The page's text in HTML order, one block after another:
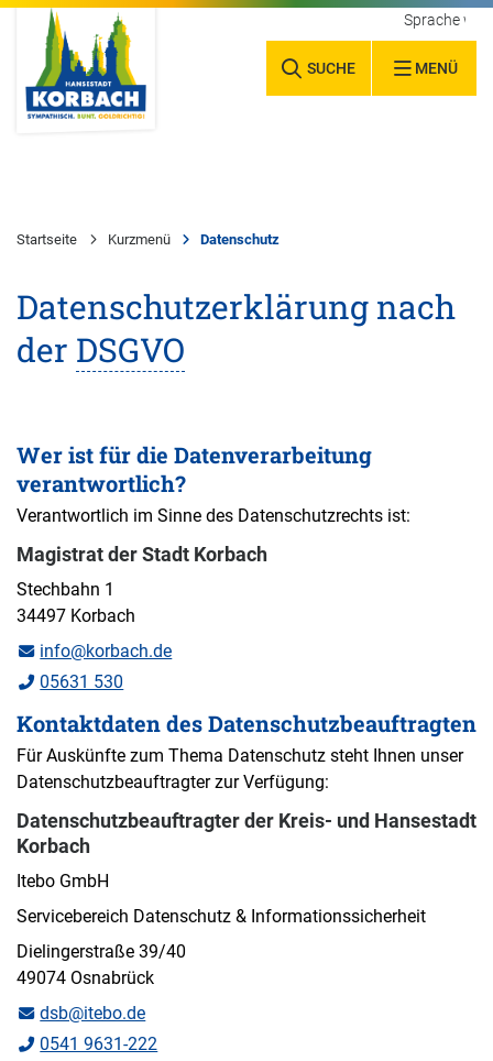
SUCHE MENÜ
Sprache
Startseite Kurzmenü Datenschutz
Datenschutzerklärung nach
der DSGVO
Wer ist für die Datenverarbeitung
verantwortlich?
Verantwortlich im Sinne des Datenschutzrechts ist:
Magistrat der Stadt Korbach
Stechbahn 1
34497 Korbach
info@korbach.de
05631 530
Kontaktdaten des Datenschutzbeauftragten
Für Auskünfte zum Thema Datenschutz steht Ihnen unser
Datenschutzbeauftragter zur Verfügung:
Datenschutzbeauftragter der Kreis- und Hansestadt
Korbach
Itebo GmbH
Servicebereich Datenschutz & Informationssicherheit
Dielingerstraße 39/40
49074 Osnabrück
dsb@itebo.de
0541 9631-222